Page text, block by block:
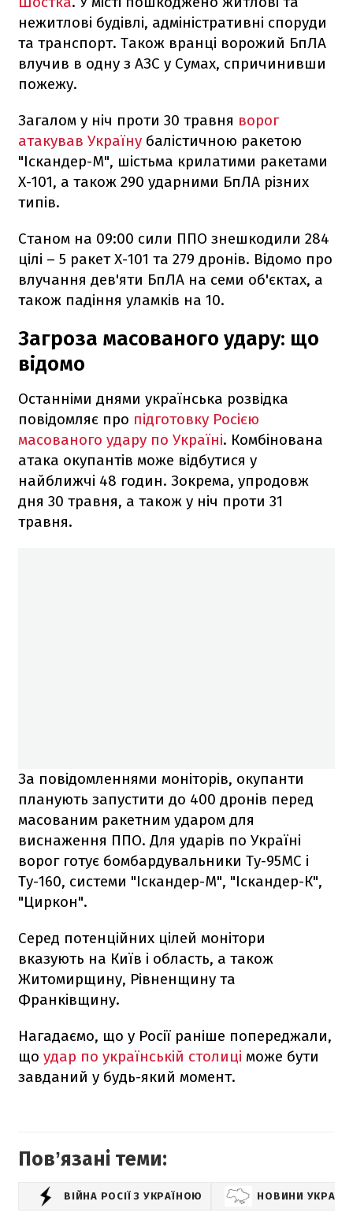
нежитлові будівлі, адміністративні споруди
та транспорт. Також вранці ворожий БпЛА
влучив в одну з АЗС у Сумах, спричинивши
пожежу.
Загалом у ніч проти 30 травня ворог
атакував Україну балістичною ракетою
"Іскандер-М", шістьма крилатими ракетами
Х-101, а також 290 ударними БпЛА різних
типів.
Станом на 09:00 сили ППО знешкодили 284
цілі – 5 ракет Х-101 та 279 дронів. Відомо про
влучання дев'яти БпЛА на семи об'єктах, а
також падіння уламків на 10.
Загроза масованого удару: що
відомо
Останніми днями українська розвідка
повідомляє про підготовку Росією
масованого удару по Україні. Комбінована
атака окупантів може відбутися у
найближчі 48 годин. Зокрема, упродовж
дня 30 травня, а також у ніч проти 31
травня.
За повідомленнями моніторів, окупанти
планують запустити до 400 дронів перед
масованим ракетним ударом для
виснаження ППО. Для ударів по Україні
ворог готує бомбардувальники Ту-95МС і
Ту-160, системи "Іскандер-М", "Іскандер-К",
"Циркон".
Серед потенційних цілей монітори
вказують на Київ і область, а також
Житомирщину, Рівненщину та
Франківщину.
Нагадаємо, що у Росії раніше попереджали,
що удар по українській столиці може бути
завданий у будь-який момент.
Повʼязані теми:
ВІЙНА РОСІЇ З УКРАЇНОЮ НОВИНИ